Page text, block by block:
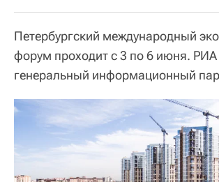
Петербургский международный
форум проходит с 3 по 6 июня.
генеральный информационный